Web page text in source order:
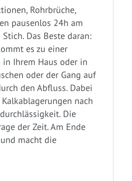
Rohrbrüche,
pausenlos 24h am
Das Beste daran:
es zu einer
Ihrem Haus oder in
oder der Gang auf
den Abfluss. Dabei
nach
Die
der Zeit. Am Ende
macht die